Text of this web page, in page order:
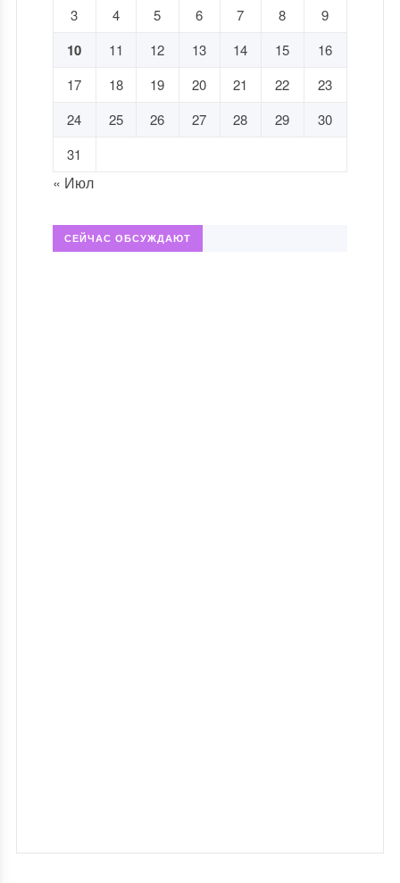
3
4 5 6 7 8 9
10 11 12 13 14 15
16
17
18 19 20 21 22
23
24
25 26 27 28 29
30
31
« Июл
СЕЙЧАС ОБСУЖДАЮТ